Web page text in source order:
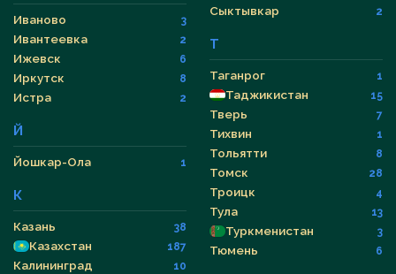
Иваново 3
Ивантеевка 2
Ижевск 6
Иркутск 8
Истра 2
Й
Йошкар-Ола 1
К
Казань 38
Казахстан 187
Калининград 10
Сыктывкар 2
Т
Таганрог 1
Таджикистан 15
Тверь 7
Тихвин 1
Тольятти 8
Томск 28
Троицк 4
Тула 13
Туркменистан 3
Тюмень 6